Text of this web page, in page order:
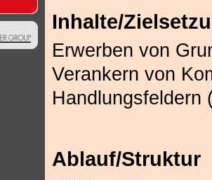
Inhalte/
Erwerben von
Verankern von
Ablauf/Struktur